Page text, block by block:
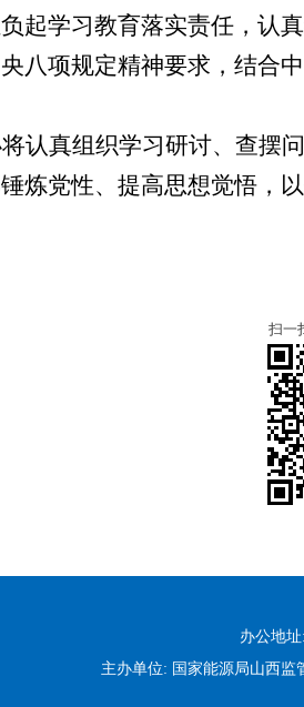
起学习教育落实责任，认
八项规定精神要求，结合
认真组织学习研讨、查摆
炼党性、提高思想觉悟，
扫一
办公地
主办单位: 国家能源局山西监